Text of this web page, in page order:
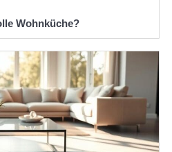
Wohnküche?